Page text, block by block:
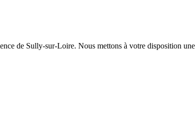
de Sully-sur-Loire. Nous mettons à votre disposition